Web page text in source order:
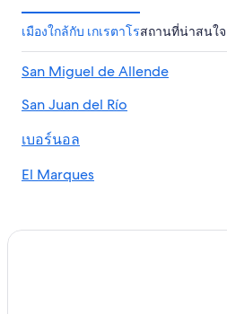
เมืองใกล้กับ เกเรตาโรสถานที่น่าสนใจ
San Miguel de Allende
San Juan del Río
เบอร์นอล
El Marques